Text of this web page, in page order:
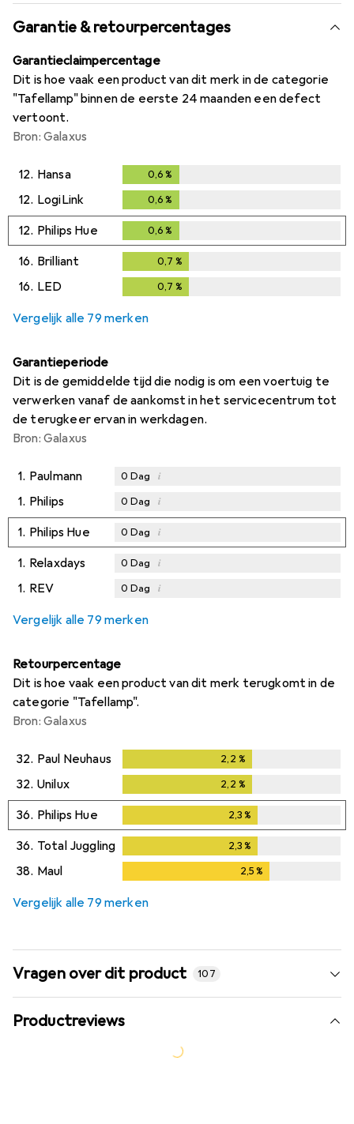
Garantie & retourpercentages
Garantieclaimpercentage
Dit is hoe vaak een product van dit merk in de categorie
"Tafellamp" binnen de eerste 24 maanden een defect
vertoont.
Bron: Galaxus
12. Hansa 0,6 %
12. LogiLink 0,6 %
12. Philips Hue 0,6 %
16. Brilliant 0,7 %
16. LED 0,7 %
Vergelijk alle 79 merken
Garantieperiode
Dit is de gemiddelde tijd die nodig is om een voertuig te
verwerken vanaf de aankomst in het servicecentrum tot
de terugkeer ervan in werkdagen.
Bron: Galaxus
1. Paulmann 0 Dag i
1. Philips 0 Dag i
1. Philips Hue 0 Dag i
1. Relaxdays 0 Dag i
1. REV 0 Dag i
Vergelijk alle 79 merken
Retourpercentage
Dit is hoe vaak een product van dit merk terugkomt in de
categorie "Tafellamp".
Bron: Galaxus
32. Paul Neuhaus 2,2 %
32. Unilux 2,2 %
36. Philips Hue 2,3%
36. Total Juggling 2,3%
38. Maul 2,5%
Vergelijk alle 79 merken
Vragen over dit product 107
Productreviews